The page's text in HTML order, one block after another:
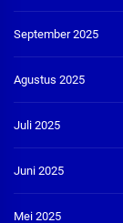
September 2025
Agustus 2025
Juli 2025
Juni 2025
Mei 2025